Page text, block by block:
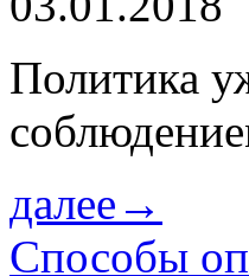
Политика
далее→
Способы